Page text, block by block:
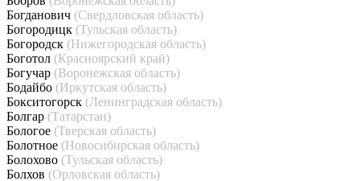
Богданович (Свердловская область)
Богородицк (Тульская область)
Богородск (Нижегородская область)
Боготол (Красноярский край)
Богучар (Воронежская область)
Бодайбо (Иркутская область)
Бокситогорск (Ленинградская область)
Болгар (Татарстан)
Бологое (Тверская область)
Болотное (Новосибирская область)
Болохово (Тульская область)
Болхов (Орловская область)